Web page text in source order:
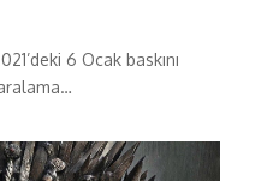
6 Ocak baskını